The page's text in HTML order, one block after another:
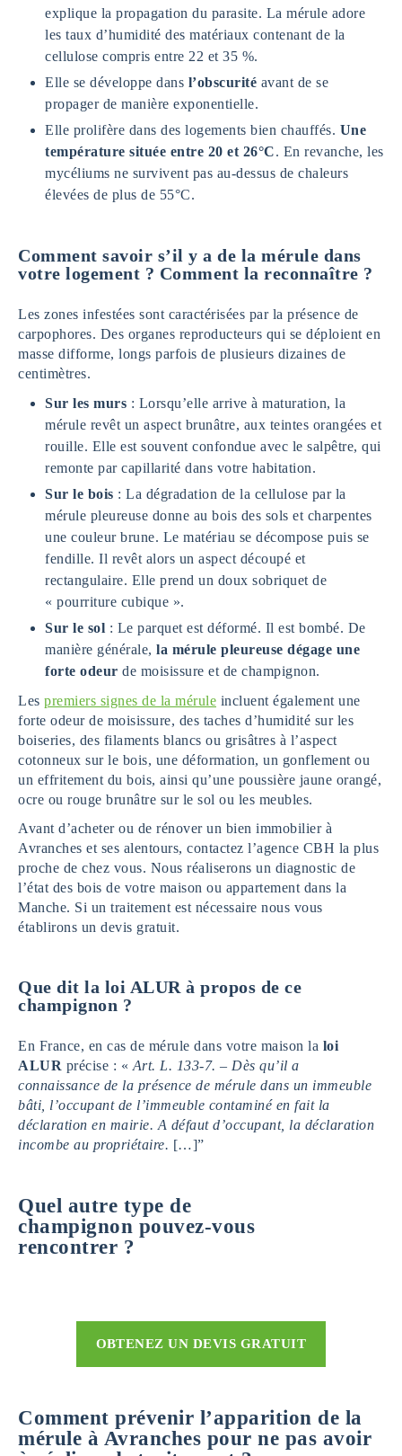
explique la propagation du parasite. La mérule adore
les taux d’humidité des matériaux contenant de la
cellulose compris entre 22 et 35 %.
Elle se développe dans l’obscurité avant de se
propager de manière exponentielle.
Elle prolifère dans des logements bien chauffés. Une
température située entre 20 et 26°C. En revanche, les
mycéliums ne survivent pas au-dessus de chaleurs
élevées de plus de 55°C.
Comment savoir s’il y a de la mérule dans
votre logement ? Comment la reconnaître ?
Les zones infestées sont caractérisées par la présence de
carpophores. Des organes reproducteurs qui se déploient en
masse difforme, longs parfois de plusieurs dizaines de
centimètres.
Sur les murs : Lorsqu’elle arrive à maturation, la
mérule revêt un aspect brunâtre, aux teintes orangées et
rouille. Elle est souvent confondue avec le salpêtre, qui
remonte par capillarité dans votre habitation.
Sur le bois : La dégradation de la cellulose par la
mérule pleureuse donne au bois des sols et charpentes
une couleur brune. Le matériau se décompose puis se
fendille. Il revêt alors un aspect découpé et
rectangulaire. Elle prend un doux sobriquet de
« pourriture cubique ».
Sur le sol : Le parquet est déformé. Il est bombé. De
manière générale, la mérule pleureuse dégage une
forte odeur de moisissure et de champignon.
Les premiers signes de la mérule incluent également une
forte odeur de moisissure, des taches d’humidité sur les
boiseries, des filaments blancs ou grisâtres à l’aspect
cotonneux sur le bois, une déformation, un gonflement ou
un effritement du bois, ainsi qu’une poussière jaune orangé,
ocre ou rouge brunâtre sur le sol ou les meubles.
Avant d’acheter ou de rénover un bien immobilier à
Avranches et ses alentours, contactez l’agence CBH la plus
proche de chez vous. Nous réaliserons un diagnostic de
l’état des bois de votre maison ou appartement dans la
Manche. Si un traitement est nécessaire nous vous
établirons un devis gratuit.
Que dit la loi ALUR à propos de ce
champignon ?
En France, en cas de mérule dans votre maison la loi
ALUR précise : « Art. L. 133-7. – Dès qu’il a
connaissance de la présence de mérule dans un immeuble
bâti, l’occupant de l’immeuble contaminé en fait la
déclaration en mairie. A défaut d’occupant, la déclaration
incombe au propriétaire. […]”
Quel autre type de
champignon pouvez-vous
rencontrer ?
OBTENEZ UN DEVIS GRATUIT
Comment prévenir l’apparition de la
mérule à Avranches pour ne pas avoir